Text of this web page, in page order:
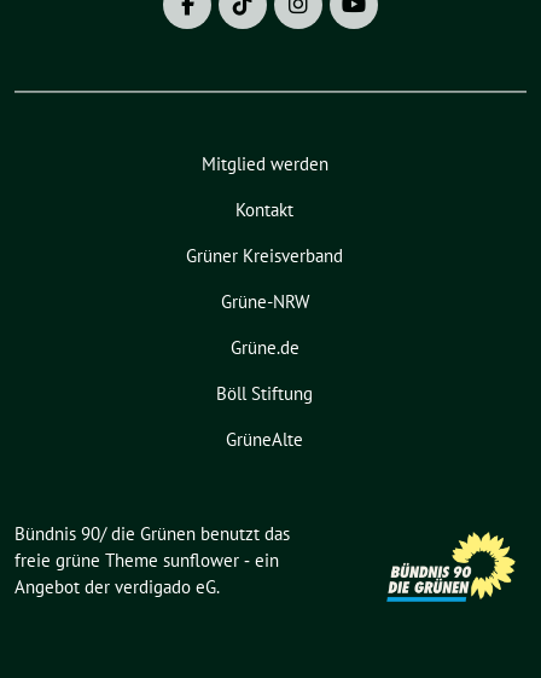
Mitglied werden
Kontakt
Grüner Kreisverband
Grüne-NRW
Grüne.de
Böll Stiftung
GrüneAlte
Bündnis 90/ die Grünen benutzt das
freie grüne Theme sunflower ‐ ein
Angebot der verdigado eG.